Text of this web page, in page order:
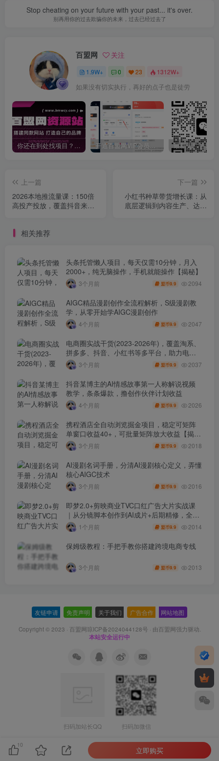
Stop cheating on your future with your past... it's over.
别再用你的过去欺骗你的未来，过去已经过去了
百盟网 关注
1.9W+ 0 23 1312W+
如果没有切实执行，再好的点子也是徒劳
你还在到处找项目？还在当韭菜？我靠卖项目一个月收入5万+，曾经我也是个失败者。 开通百盟网VIP会员，尊享全站资源免费下载，享70%的推广提成！！【限时五折优惠】
上一篇
2026本地推流量课：150倍
高投产投放，覆盖抖音来客
下一篇
小红书种草带货增长课：从
底层逻辑到内容生产、达人
相关推荐
头条托管懒人项目，每天仅需10分钟，月入
2000+，纯无脑操作，手机就能操作【揭秘】
3个月前 盟币9.9 2094
AIGC精品漫剧创作全流程解析，S级漫剧教
学，从零开始学AIGC漫剧创作
4个月前 盟币9.9 2047
电商圈实战干货(2023-2026年)，覆盖淘系、
拼多多、抖音、小红书等多平台，助力电商
人避开坑、提效率、稳盈利(更新4月)
3个月前 盟币9.9 2037
抖音某博主的AI情感故事第一人称解说视频
教学，条条爆款，撸创作伙伴计划收益
4个月前 盟币9.9 2026
携程酒店全自动浏览掘金项目，稳定可矩阵
单窗口收益40+，可批量矩阵放大收益【揭
秘】3个月前 盟币9.9 2018
AI漫剧名词手册，分清AI漫剧核心定义，弄懂
核心AIGC技术
3个月前 盟币9.9 2016
即梦2.0+剪映商业TVC口红广告大片实战课
｜从分镜脚本创作到AI成片+后期精修，全流
程打造品牌级产品广告
1个月前 盟币9.9 2014
保姆级教程：手把手教你搭建跨境电商专线
3个月前 盟币9.9 2013
友链申请 免责声明 关于我们 广告合作 网站地图
Copyright © 2023 · 百盟网琼ICP备2024044128号 · 由百盟网强力驱动.
本站安全运行中
扫码加站长QQ 扫码加微信
10
立即购买